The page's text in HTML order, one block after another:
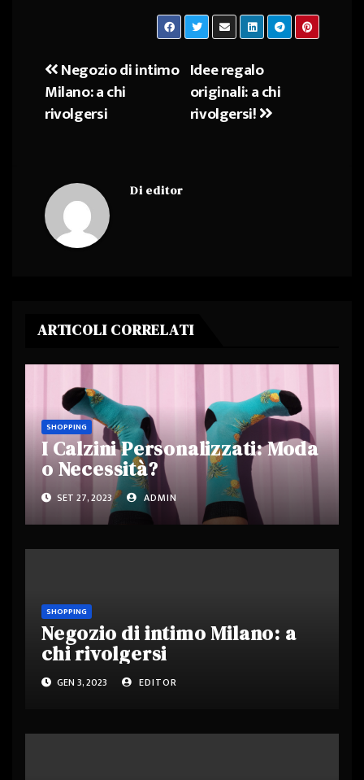
Navigazione
articoli
Idee regalo
originali: a chi
rivolgersi!
Negozio di intimo
Milano: a chi
rivolgersi
Di editor
ARTICOLI CORRELATI
SHOPPING
I Calzini Personalizzati: Moda
o Necessità?
SET 27, 2023 ADMIN
SHOPPING
Negozio di intimo Milano: a
chi rivolgersi
GEN 3, 2023 EDITOR